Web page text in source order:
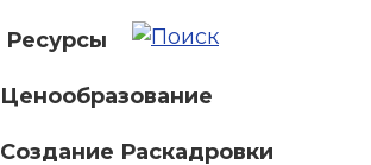
Ресурсы
Ценообразование
Создание Раскадровки